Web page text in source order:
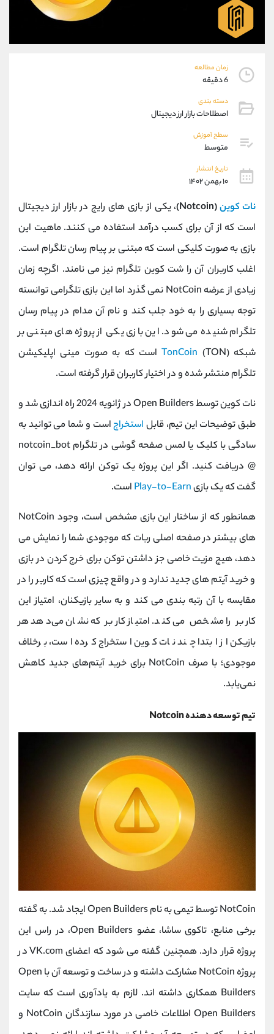
زمان مطالعه
6 دقیقه
دسته بندی
اصطلاحات بازار ارز دیجیتال
سطح آموزش
متوسط
تاریخ انتشار
۱۰ بهمن ۱۴۰۲
نات کوین(Notcoin)
، یکی از بازی های رایج در بازار ارز دیجیتال
است که از آن برای کسب درآمد استفاده می کنند. ماهیت این
بازی به صورت کلیکی است که مبتنی بر پیام رسان تلگرام است.
اغلب کاربران آن را شت کوین تلگرام نیز می نامند. اگرچه زمان
زیادی از عرضه NotCoin نمی گذرد اما این بازی تلگرامی توانسته
توجه بسیاری را به خود جلب کند و نام آن مدام در پیام رسان
تلگرام شنیده می شود. این بازی یکی از پروژه های مبتنی بر
شبکه
TonCoin(TON) است که به صورت مینی اپلیکیشن
تلگرام منتشر شده و در اختیار کاربران قرار گرفته است.
نات کوین توسط Open Builders در ژانویه 2024 راه اندازی شد و
طبق توضیحات این تیم، قابل استخراجاست و شما می توانید به
سادگی با کلیک یا لمس صفحه گوشی در تلگرام notcoin_bot
@ دریافت کنید. اگر این پروژه یک توکن ارائه دهد، می توان
گفت که یک بازی
است.
همانطور که از ساختار این بازی مشخص است، وجود NotCoin
های بیشتر در صفحه اصلی ربات که موجودی شما را نمایش می
دهد، هیچ مزیت خاصی جز داشتن توکن برای خرج کردن در بازی
و خرید آیتم های جدید ندارد و در واقع چیزی است که کاربر را در
مقایسه با آن رتبه بندی می کند و به سایر بازیکنان، امتیاز این
کاربر را مشخص می کند. امتیاز کاربر که نشان می‌دهد هر
بازیکن از ابتدا چند نات کوین استخراج کرده است، برخلاف
موجودی؛ با صرف NotCoin برای خرید آیتم‌های جدید کاهش
نمی‌یابد.
تیم توسعه دهنده Notcoin
NotCoin توسط تیمی به نام Open Builders ایجاد شد. به گفته
برخی منابع، تاکوی ساشا، عضو Open Builders، در راس این
پروژه قرار دارد. همچنین گفته می شود که اعضای VK.com در
پروژه NotCoin مشارکت داشته و در ساخت و توسعه آن با Open
Builders همکاری داشته اند. لازم به یادآوری است که سایت
Open Builders اطلاعات خاصی در مورد سازندگان NotCoin و
09101364784
واتساپ شروع گفتگو
تلگرام
پشتیبان فروش
موبایل
واتساپ
داخلی
اطلاعات تماس (دفتر فروش)
تلفن 021-22021030
بدون پیش شماره 90001030
اینستاگرام @alireza.mehrabii
کانال تلگرام @alirezamehrabi_com